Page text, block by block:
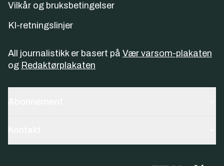
Vilkår og bruksbetingelser
KI-retningslinjer
All journalistikk er basert på Vær varsom-plakaten
og Redaktørplakaten